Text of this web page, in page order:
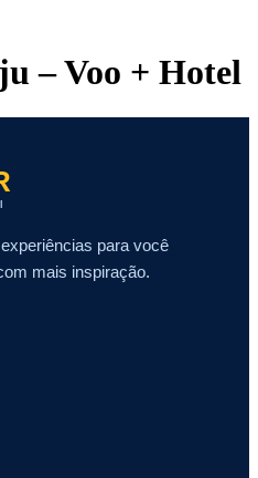
– Voo + Hotel
para você
mais inspiração.